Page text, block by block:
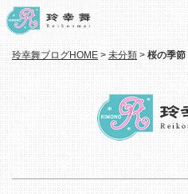
玲幸舞ブログHOME > 未分類 > 桜の季節